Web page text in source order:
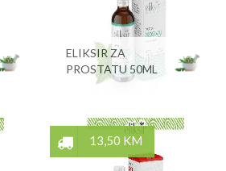
ELIKSIR ZA
PROSTATU 50ML
13,50 KM